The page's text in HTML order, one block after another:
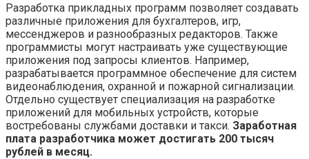
Разработка прикладных программ позволяет создавать
различные приложения для бухгалтеров, игр,
мессенджеров и разнообразных редакторов. Также
программисты могут настраивать уже существующие
приложения под запросы клиентов. Например,
разрабатывается программное обеспечение для систем
видеонаблюдения, охранной и пожарной сигнализации.
Отдельно существует специализация на разработке
приложений для мобильных устройств, которые
востребованы службами доставки и такси. Заработная
плата разработчика может достигать 200 тысяч
рублей в месяц.